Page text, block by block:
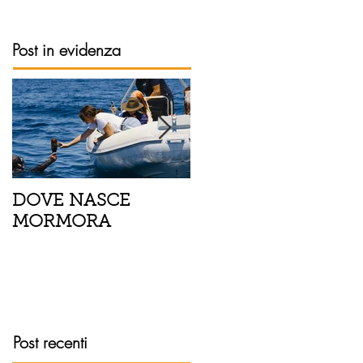
Post in evidenza
DOVE NASCE
MORMORA
Post recenti